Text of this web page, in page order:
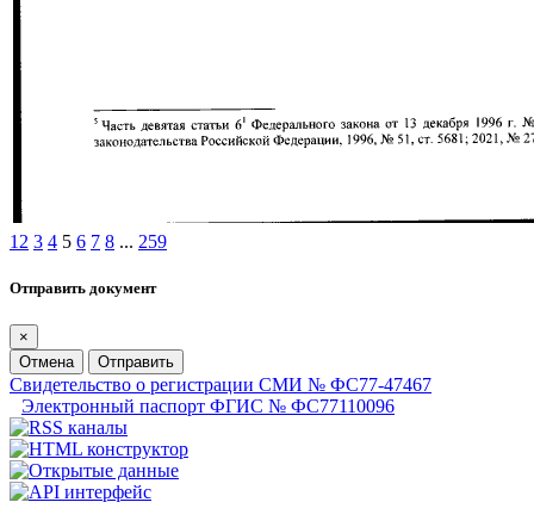
1 2 3 4 5 6 7 8 ... 259
Отправить документ
×
Отмена
Отправить
Свидетельство о регистрации СМИ № ФС77-47467
Электронный паспорт ФГИС № ФС77110096